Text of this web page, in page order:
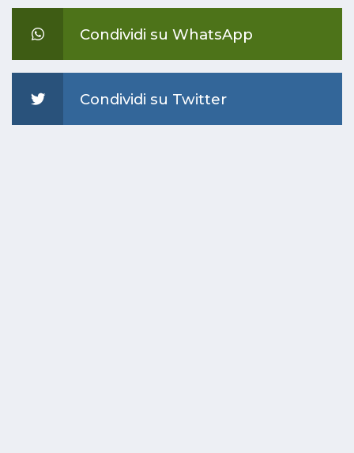
Condividi su WhatsApp
Condividi su Twitter